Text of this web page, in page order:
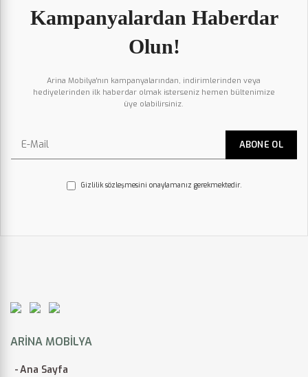
Kampanyalardan Haberdar
Olun!
Arina Mobilya'nın kampanyalarından, indirimlerinden veya
hediyelerinden ilk haberdar olmak isterseniz hemen bültenimize
üye olabilirsiniz.
Gizlilik sözleşmesini onaylamanız gerekmektedir.
ARINA MOBILYA
Ana Sayfa